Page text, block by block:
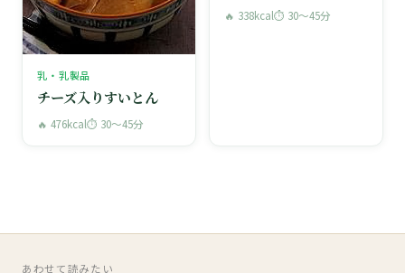
乳・乳製品
チーズ入りすいとん
🔥 476kcal⏱ 30〜45分
🔥 338kcal⏱ 30〜45分
あわせて読みたい